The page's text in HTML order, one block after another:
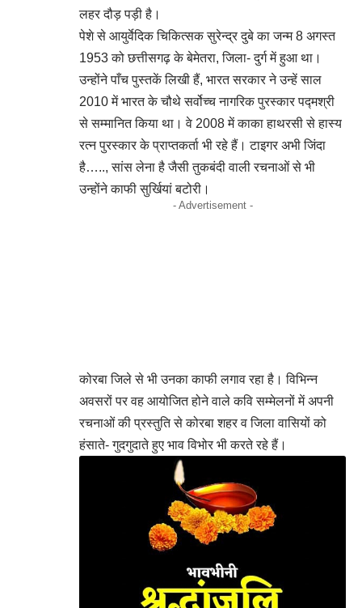
लहर दौड़ पड़ी है।
पेशे से आयुर्वेदिक चिकित्सक सुरेन्द्र दुबे का जन्म 8 अगस्त
1953 को छत्तीसगढ़ के बेमेतरा, जिला- दुर्ग में हुआ था।
उन्होंने पाँच पुस्तकें लिखी हैं, भारत सरकार ने उन्हें साल
2010 में भारत के चौथे सर्वोच्च नागरिक पुरस्कार पद्मश्री
से सम्मानित किया था। वे 2008 में काका हाथरसी से हास्य
रत्न पुरस्कार के प्राप्तकर्ता भी रहे हैं। टाइगर अभी जिंदा
है….., सांस लेना है जैसी तुकबंदी वाली रचनाओं से भी
उन्होंने काफी सुर्खियां बटोरी।
- Advertisement -
कोरबा जिले से भी उनका काफी लगाव रहा है। विभिन्न
अवसरों पर वह आयोजित होने वाले कवि सम्मेलनों में अपनी
रचनाओं की प्रस्तुति से कोरबा शहर व जिला वासियों को
हंसाते- गुदगुदाते हुए भाव विभोर भी करते रहे हैं।